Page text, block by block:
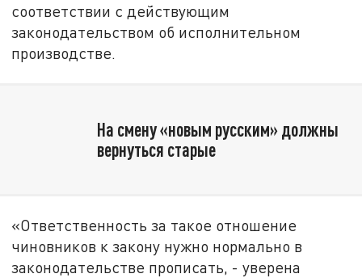
соответствии с действующим
законодательством об исполнительном
производстве.
На смену «новым русским» должны
вернуться старые
«Ответственность за такое отношение
чиновников к закону нужно нормально в
законодательстве прописать, - уверена